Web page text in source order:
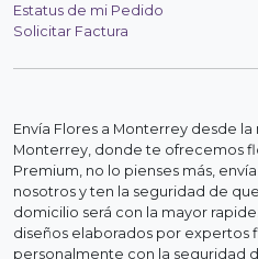
Estatus de mi Pedido
Solicitar Factura
Envía Flores a Monterrey desde
Monterrey, donde te ofrecemos
Premium, no lo pienses más,
nosotros y ten la seguridad de
domicilio será con la mayor
diseños elaborados por expertos
personalmente con la seguridad